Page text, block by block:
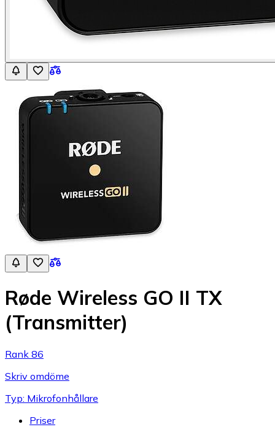
Røde Wireless GO II TX
(Transmitter)
Rank 86
Skriv omdöme
Typ: Mikrofonhållare
Priser